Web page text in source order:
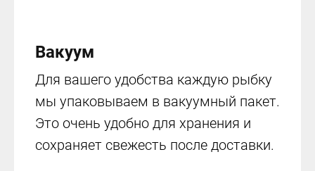
Вакуум
Для вашего удобства каждую рыбку
мы упаковываем в вакуумный пакет.
Это очень удобно для хранения и
сохраняет свежесть после доставки.